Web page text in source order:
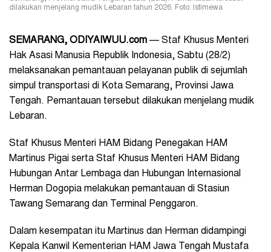
dilakukan menjelang mudik Lebaran tahun 2026. Foto: Istimewa
SEMARANG, ODIYAIWUU.com — Staf Khusus Menteri
Hak Asasi Manusia Republik Indonesia, Sabtu (28/2)
melaksanakan pemantauan pelayanan publik di sejumlah
simpul transportasi di Kota Semarang, Provinsi Jawa
Tengah. Pemantauan tersebut dilakukan menjelang mudik
Lebaran.
Staf Khusus Menteri HAM Bidang Penegakan HAM
Martinus Pigai serta Staf Khusus Menteri HAM Bidang
Hubungan Antar Lembaga dan Hubungan Internasional
Herman Dogopia melakukan pemantauan di Stasiun
Tawang Semarang dan Terminal Penggaron.
Dalam kesempatan itu Martinus dan Herman didampingi
Kepala Kanwil Kementerian HAM Jawa Tengah Mustafa